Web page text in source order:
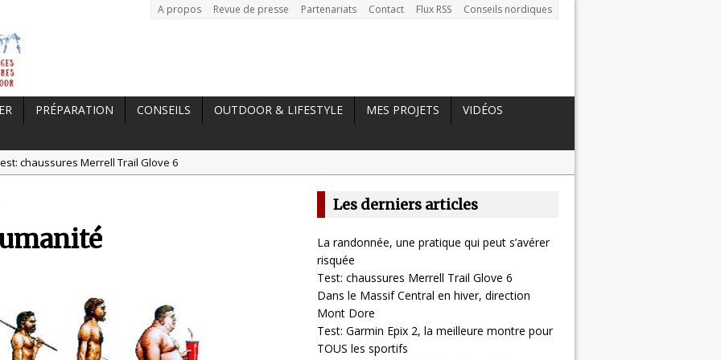
A propos Revue de presse Partenariats Contact Flux RSS Conseils nordiques
PRÉPARATION CONSEILS OUTDOOR & LIFESTYLE MES PROJETS
VIDÉOS
chaussures Merrell Trail Glove 6
chaussures de running Altra Rivera 2
Les derniers articles
La randonnée, une pratique qui peut s’avérer
risquée
Test: chaussures Merrell Trail Glove 6
Dans le Massif Central en hiver, direction
Mont Dore
Test: Garmin Epix 2, la meilleure montre pour
TOUS les sportifs